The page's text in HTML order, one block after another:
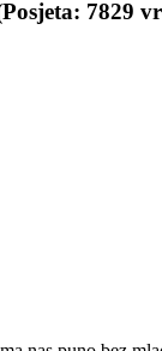
7829